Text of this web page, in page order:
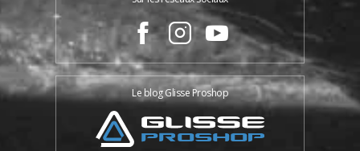
Le blog Glisse Proshop